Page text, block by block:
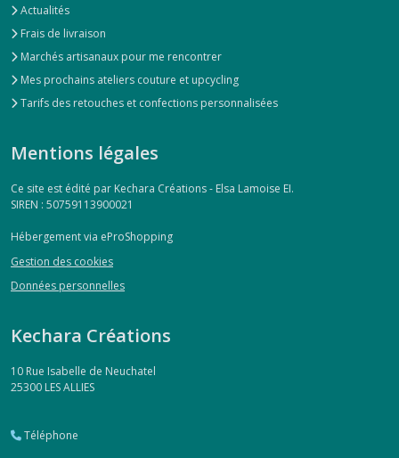
Actualités
Frais de livraison
Marchés artisanaux pour me rencontrer
Mes prochains ateliers couture et upcycling
Tarifs des retouches et confections personnalisées
Mentions légales
Ce site est édité par Kechara Créations - Elsa Lamoise EI.
SIREN : 50759113900021
Hébergement via eProShopping
Gestion des cookies
Données personnelles
Kechara Créations
10 Rue Isabelle de Neuchatel
25300 LES ALLIES
Téléphone